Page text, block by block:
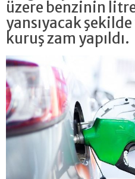
üzere benzinin
yansıyacak
kuruş zam yapıldı.